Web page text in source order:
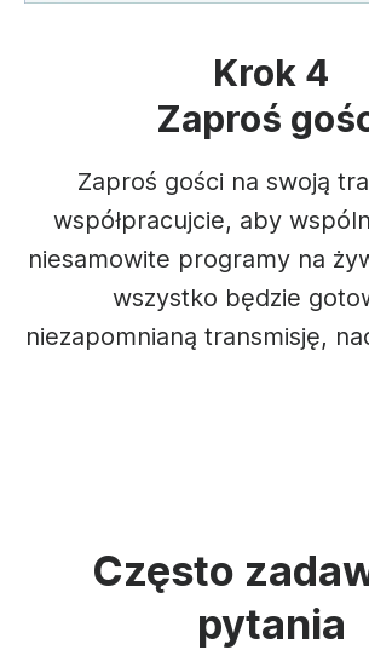
Krok 4
Zaproś
Zaproś gości na swoją
współpracujcie, aby
niesamowite programy na
wszystko będzie
niezapomnianą transmisję,
Często
pytania